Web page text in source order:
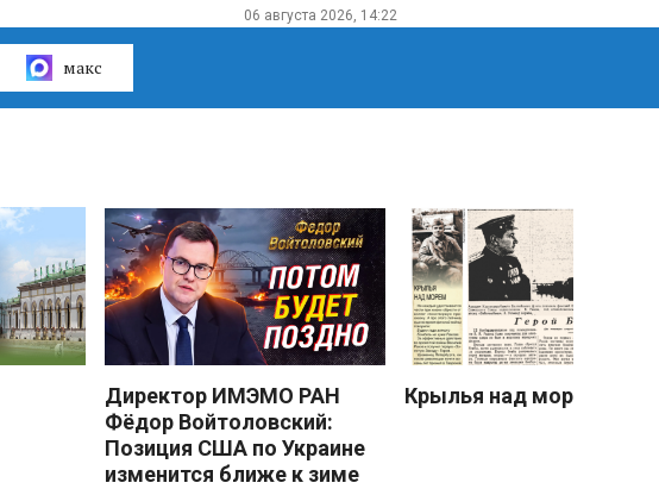
06 августа 2026, 14:22
макс
Директор ИМЭМО РАН
Фёдор Войтоловский:
Позиция США по Украине
изменится ближе к зиме
Крылья над морем